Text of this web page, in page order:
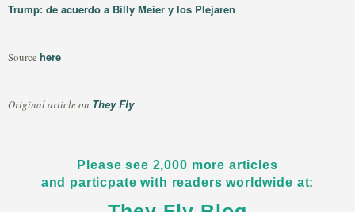
Trump: de acuerdo a Billy Meier y los Plejaren
Source here
Original article on They Fly
Please see 2,000 more articles
and particpate with readers worldwide at: